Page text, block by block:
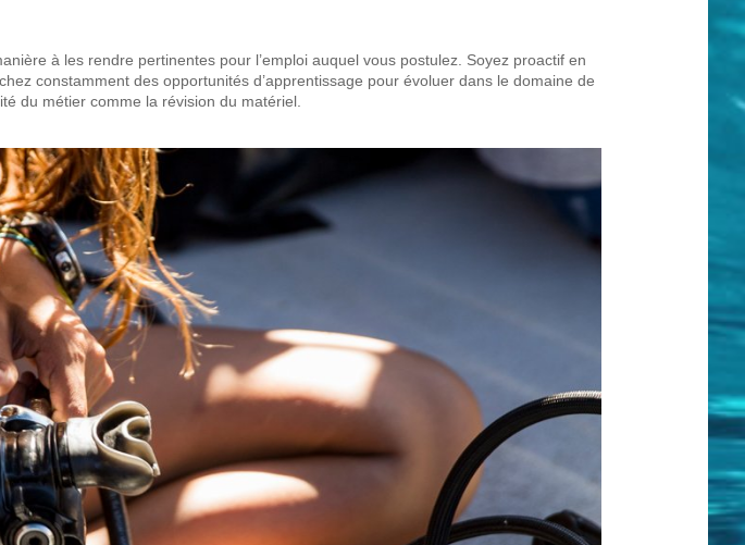
à les rendre pertinentes pour l’emploi auquel vous postulez. Soyez proactif en
constamment des opportunités d’apprentissage pour évoluer dans le domaine de
du métier comme la révision du matériel.